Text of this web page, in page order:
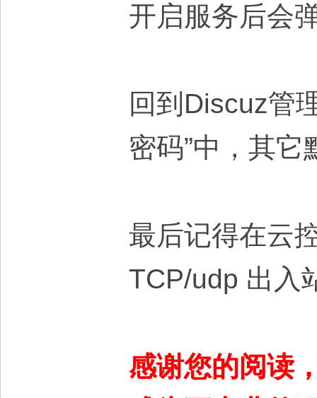
开启服务后会
回到Discuz管
密码”中，其
最后记得在云
TCP/udp 出入
感谢您的阅读